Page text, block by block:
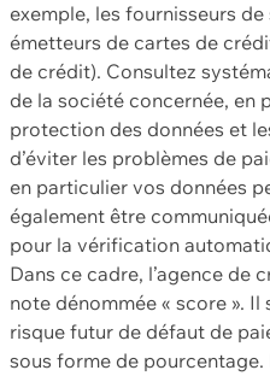
exemple, les fournisseurs
émetteurs de cartes de
de crédit). Consultez
de la société concernée, en
protection des données et
d’éviter les problèmes de
en particulier vos données
également être
pour la vérification
Dans ce cadre, l’agence de
note dénommée « score ». Il
risque futur de défaut de
sous forme de